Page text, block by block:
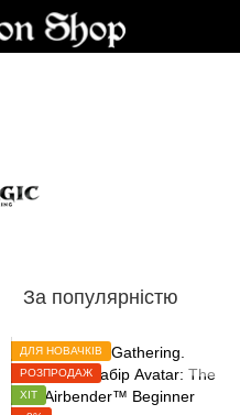
За популярністю
ДЛЯ НОВАЧКІВ
РОЗПРОДАЖ
ХІТ